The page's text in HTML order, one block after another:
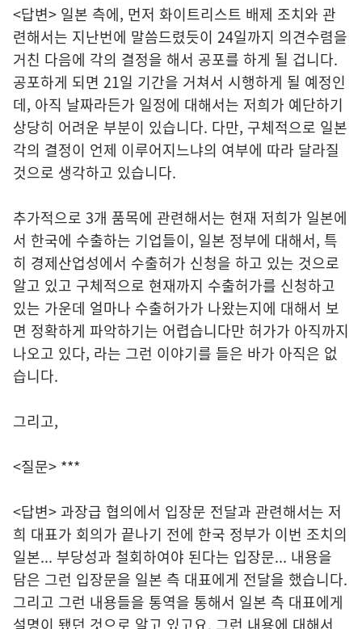
<답변> 일본 측에, 먼저 화이트리스트 배제 조치와 관
련해서는 지난번에 말씀드렸듯이 24일까지 의견수렴을
거친 다음에 각의 결정을 해서 공포를 하게 될 겁니다.
공포하게 되면 21일 기간을 거쳐서 시행하게 될 예정인
데, 아직 날짜라든가 일정에 대해서는 저희가 예단하기
상당히 어려운 부분이 있습니다. 다만, 구체적으로 일본
각의 결정이 언제 이루어지느냐의 여부에 따라 달라질
것으로 생각하고 있습니다.
추가적으로 3개 품목에 관련해서는 현재 저희가 일본에
서 한국에 수출하는 기업들이, 일본 정부에 대해서, 특
히 경제산업성에서 수출허가 신청을 하고 있는 것으로
알고 있고 구체적으로 현재까지 수출허가를 신청하고
있는 가운데 얼마나 수출허가가 나왔는지에 대해서 보
면 정확하게 파악하기는 어렵습니다만 허가가 아직까지
나오고 있다, 라는 그런 이야기를 들은 바가 아직은 없
습니다.
그리고,
<질문> ***
<답변> 과장급 협의에서 입장문 전달과 관련해서는 저
희 대표가 회의가 끝나기 전에 한국 정부가 이번 조치의
일본... 부당성과 철회하여야 된다는 입장문... 내용을
담은 그런 입장문을 일본 측 대표에게 전달을 했습니다.
그리고 그런 내용들을 통역을 통해서 일본 측 대표에게
설명이 됐던 것으로 알고 있고요. 그런 내용에 대해서